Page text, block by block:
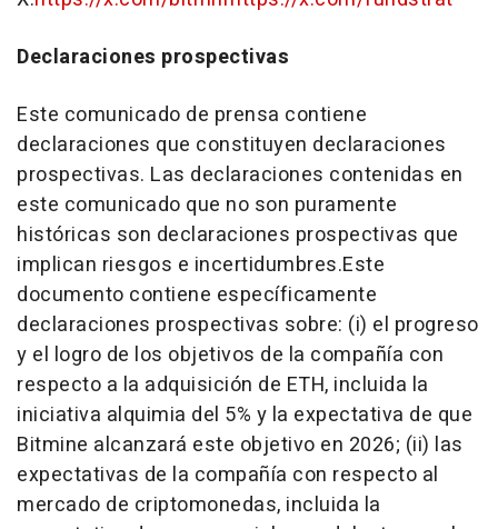
Declaraciones prospectivas
Este comunicado de prensa contiene
declaraciones que constituyen declaraciones
prospectivas. Las declaraciones contenidas en
este comunicado que no son puramente
históricas son declaraciones prospectivas que
implican riesgos e incertidumbres.Este
documento contiene específicamente
declaraciones prospectivas sobre: (i) el progreso
y el logro de los objetivos de la compañía con
respecto a la adquisición de ETH, incluida la
iniciativa alquimia del 5% y la expectativa de que
Bitmine alcanzará este objetivo en 2026; (ii) las
expectativas de la compañía con respecto al
mercado de criptomonedas, incluida la